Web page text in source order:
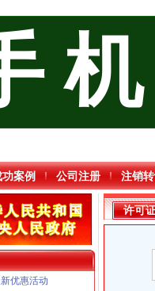
功案例 公司注册 注销
优惠活动
许可